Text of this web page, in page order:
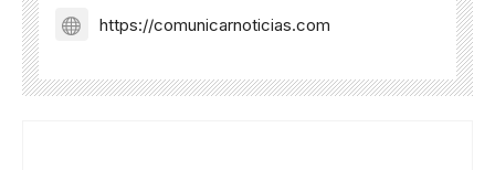
https://comunicarnoticias.com